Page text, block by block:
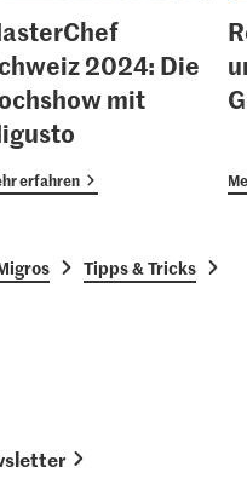
2024: Die
mit
erfahren
Tipps & Tricks